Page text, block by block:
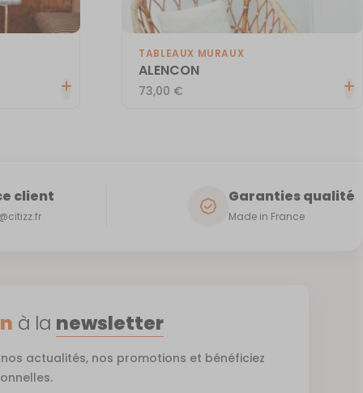
TABLEAUX MURAUX
ALENCON
73,00 €
client Garanties qualité
Made in France
à la newsletter
actualités, nos promotions et bénéficiez